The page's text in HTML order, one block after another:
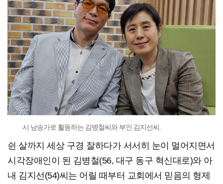
시 낭송가로 활동하는 김병철씨와 부인 김지선씨.
쉰 살까지 세상 구경 잘하다가 서서히 눈이 멀어지면서
시각장애인이 된 김병철(56, 대구 동구 혁신대로)와 아
내 김지선(54)씨는 어릴 때부터 교회에서 믿음의 형제